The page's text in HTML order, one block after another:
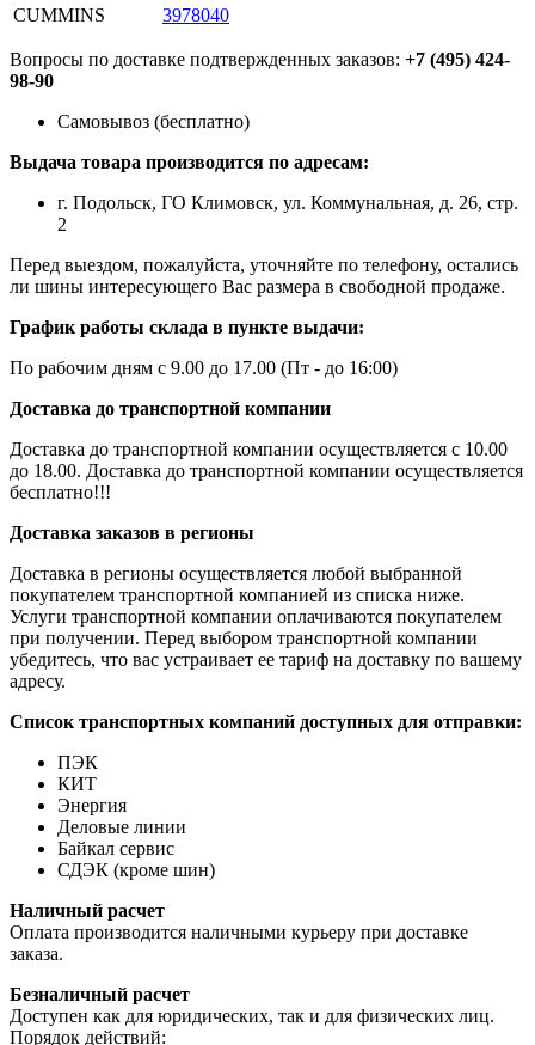
CUMMINS
3978040
Вопросы по доставке подтвержденных заказов: +7 (495) 424-
98-90
Самовывоз (бесплатно)
Выдача товара производится по адресам:
г. Подольск, ГО Климовск, ул. Коммунальная, д. 26, стр.
2
Перед выездом, пожалуйста, уточняйте по телефону, остались
ли шины интересующего Вас размера в свободной продаже.
График работы склада в пункте выдачи:
По рабочим дням с 9.00 до 17.00 (Пт - до 16:00)
Доставка до транспортной компании
Доставка до транспортной компании осуществляется с 10.00
до 18.00. Доставка до транспортной компании осуществляется
бесплатно!!!
Доставка заказов в регионы
Доставка в регионы осуществляется любой выбранной
покупателем транспортной компанией из списка ниже.
Услуги транспортной компании оплачиваются покупателем
при получении. Перед выбором транспортной компании
убедитесь, что вас устраивает ее тариф на доставку по вашему
адресу.
Список транспортных компаний доступных для отправки:
ПЭК
КИТ
Энергия
Деловые линии
Байкал сервис
СДЭК (кроме шин)
Наличный расчет
Оплата производится наличными курьеру при доставке
заказа.
Безналичный расчет
Доступен как для юридических, так и для физических лиц.
Порядок действий: